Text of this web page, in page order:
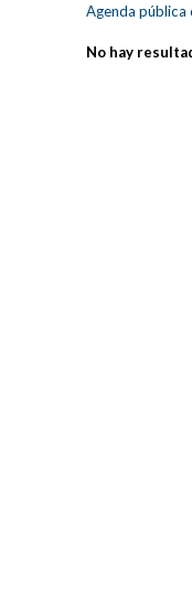
Agenda pública
No hay